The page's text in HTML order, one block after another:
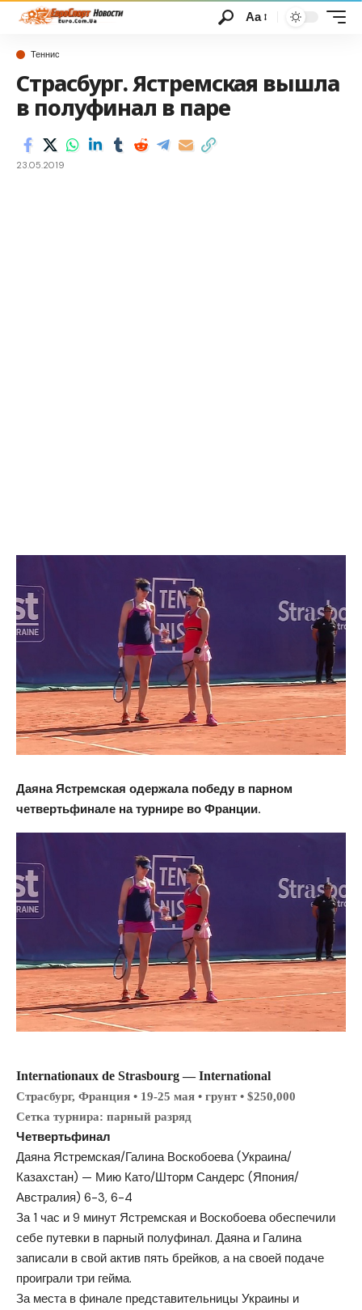
Аа
Теннис
Страсбург. Ястремская вышла
в полуфинал в паре
23.05.2019
Даяна Ястремская одержала победу в парном
четвертьфинале на турнире во Франции.
Internationaux de Strasbourg — International
Страсбург, Франция • 19-25 мая • грунт • $250,000
Сетка турнира: парный разряд
Четвертьфинал
Даяна Ястремская/Галина Воскобоева (Украина/
Казахстан) — Мию Като/Шторм Сандерс (Япония/
Австралия) 6-3, 6-4
За 1 час и 9 минут Ястремская и Воскобоева обеспечили
себе путевки в парный полуфинал. Даяна и Галина
записали в свой актив пять брейков, а на своей подаче
проиграли три гейма.
За места в финале представительницы Украины и